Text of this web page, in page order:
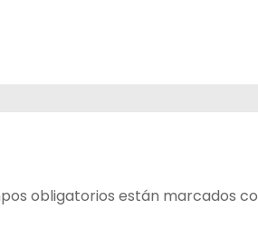
obligatorios están marcados